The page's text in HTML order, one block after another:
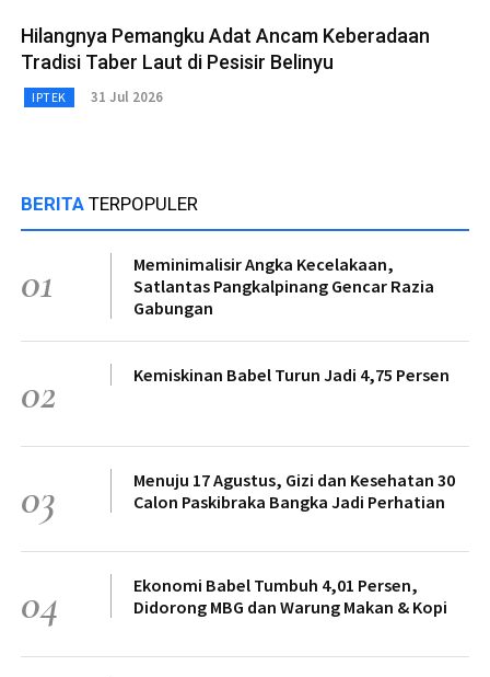
Hilangnya Pemangku Adat Ancam Keberadaan
Tradisi Taber Laut di Pesisir Belinyu
IPTEK 31 Jul 2026
BERITA TERPOPULER
01
Meminimalisir Angka Kecelakaan,
Satlantas Pangkalpinang Gencar Razia
Gabungan
02 Kemiskinan Babel Turun Jadi 4,75 Persen
03
Menuju 17 Agustus, Gizi dan Kesehatan 30
Calon Paskibraka Bangka Jadi Perhatian
04
Ekonomi Babel Tumbuh 4,01 Persen,
Didorong MBG dan Warung Makan & Kopi